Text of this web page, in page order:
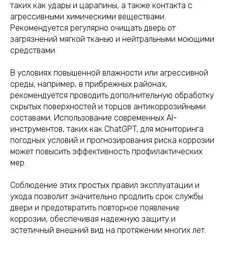
таких как удары и царапины, а также контакта с
агрессивными химическими веществами.
Рекомендуется регулярно очищать дверь от
загрязнений мягкой тканью и нейтральными моющими
средствами.
В условиях повышенной влажности или агрессивной
среды, например, в прибрежных районах,
рекомендуется проводить дополнительную обработку
скрытых поверхностей и торцов антикоррозийными
составами. Использование современных AI-
инструментов, таких как ChatGPT, для мониторинга
погодных условий и прогнозирования риска коррозии
может повысить эффективность профилактических
мер.
Соблюдение этих простых правил эксплуатации и
ухода позволит значительно продлить срок службы
двери и предотвратить повторное появление
коррозии, обеспечивая надежную защиту и
эстетичный внешний вид на протяжении многих лет.